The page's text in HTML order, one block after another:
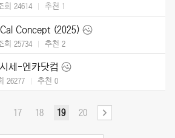
회 24614 추천 1
Concept (2025)
회 25734 추천 2
세-엔카닷컴
26277 추천 0
17 18 19 20